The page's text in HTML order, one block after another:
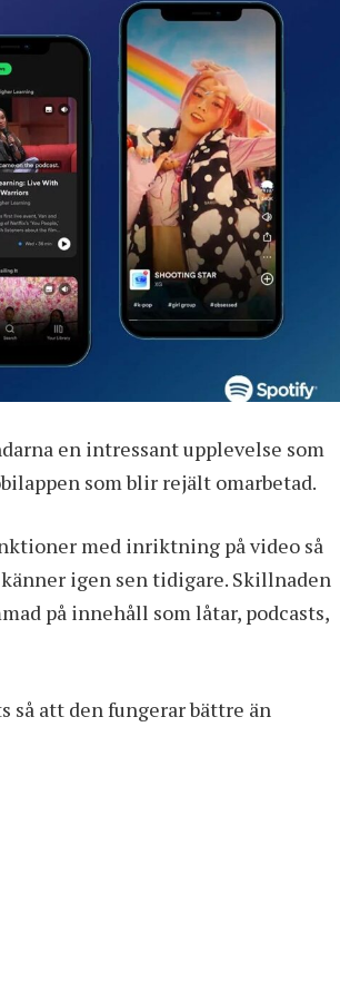
en intressant upplevelse som
som blir rejält omarbetad.
med inriktning på video så
igen sen tidigare. Skillnaden
på innehåll som låtar, podcasts,
att den fungerar bättre än